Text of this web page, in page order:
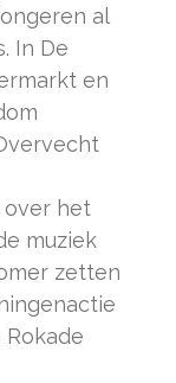
al
In De
en
over het
muziek
zetten